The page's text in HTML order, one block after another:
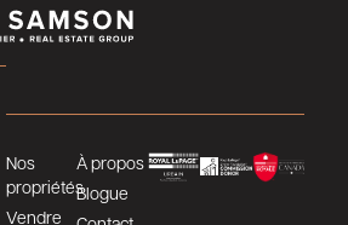
Nos
propriétés
Vendre
À propos
Blogue